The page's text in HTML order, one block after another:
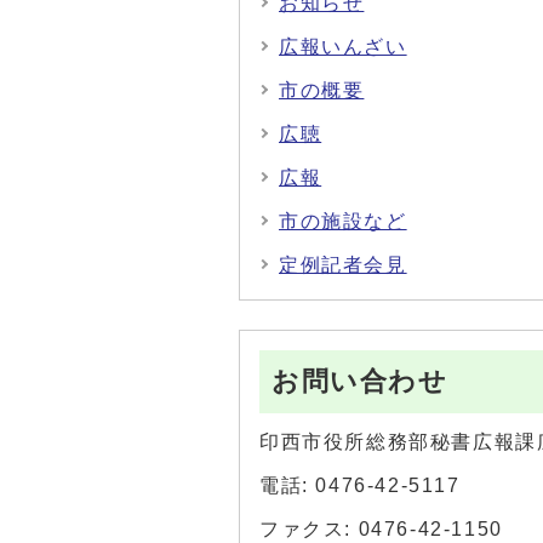
広報いんざい
市の概要
広聴
広報
市の施設など
定例記者会見
お問い合わせ
印西市役所総務部秘書広報課
電話: 0476-42-5117
ファクス: 0476-42-1150